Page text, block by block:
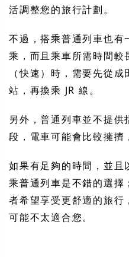
活調整您的旅行計劃。
不過，搭乘普通列車也有
乘，而且乘車所需時間較
（快速）時，需要先從
站，再換乘 JR 線。
另外，普通列車並不提
段，電車可能會比較擁擠
如果有足夠的時間，並且
乘普通列車是不錯的選擇
者希望享受更舒適的旅行
可能不太適合您。